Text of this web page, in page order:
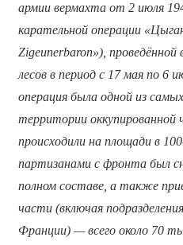
армии вермахта от 2 июля
карательной операции
Zigeunerbaron»),
лесов в период с 17 мая по 6
операция была одной из
территории
происходили на площади в
партизанами с фронта был
полном составе, а также
части (включая
Франции) — всего около 70